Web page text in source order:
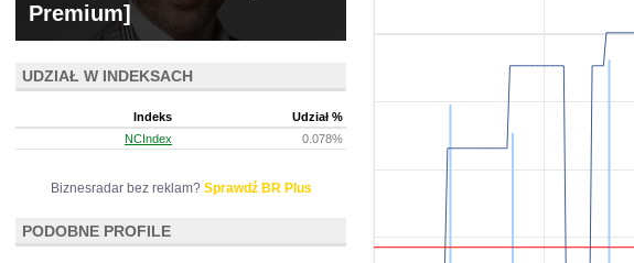
Premium]
UDZIAŁ W INDEKSACH
Indeks
Udział %
NCIndex
0.078%
Biznesradar bez reklam? Sprawdź BR Plus
PODOBNE PROFILE